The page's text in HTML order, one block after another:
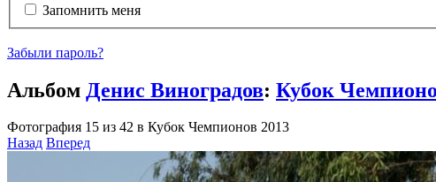
Запомнить меня
Забыли пароль?
Альбом Денис Виноградов: Кубок
Фотография 15 из 42 в Кубок Чемпионов 2013
Назад Вперед